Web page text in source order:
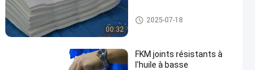
00:32
Composé HNBR
2025-07-18
FKM joints résistants à
l'huile à basse